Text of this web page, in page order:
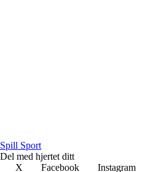
Spill Sport
Del med hjertet ditt
X
Facebook Instagram